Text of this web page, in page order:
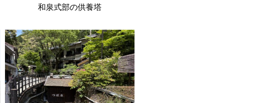
和泉式部の供養塔